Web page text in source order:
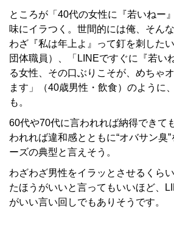
ところが「40代の女性に『若いねー
味にイラつく。世間的には俺、そん
わざ『私は年上よ』って釘を刺した
団体職員）、「LINEですぐに『若い
る女性、その口ぶりこそが、めちゃ
ます」（40歳男性・飲食）のように
も。
60代や70代に言われれば納得できて
われれば違和感とともに“オバサン臭
ーズの典型と言えそう。
わざわざ男性をイラッとさせるくら
たほうがいいと言ってもいいほど、
がいい言い回しでもありそうです。